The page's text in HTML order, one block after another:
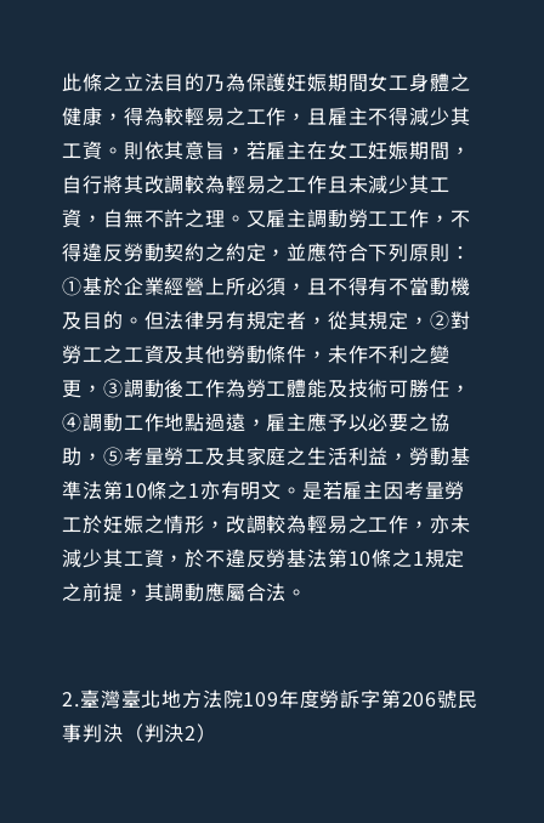
此條之立法目的乃為保護妊娠期間女工身體之
健康，得為較輕易之工作，且雇主不得減少其
工資。則依其意旨，若雇主在女工妊娠期間，
自行將其改調較為輕易之工作且未減少其工
資，自無不許之理。又雇主調動勞工工作，不
得違反勞動契約之約定，並應符合下列原則：
①基於企業經營上所必須，且不得有不當動機
及目的。但法律另有規定者，從其規定，②對
勞工之工資及其他勞動條件，未作不利之變
更，③調動後工作為勞工體能及技術可勝任，
④調動工作地點過遠，雇主應予以必要之協
助，⑤考量勞工及其家庭之生活利益，勞動基
準法第10條之1亦有明文。是若雇主因考量勞
工於妊娠之情形，改調較為輕易之工作，亦未
減少其工資，於不違反勞基法第10條之1規定
之前提，其調動應屬合法。
2.臺灣臺北地方法院109年度勞訴字第206號民
事判決（判決2）